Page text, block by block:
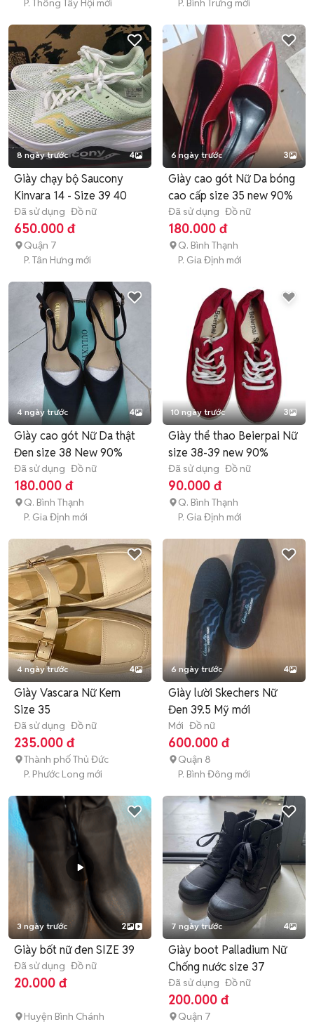
P. Thông Tây Hội mới P. Bình Trưng mới
8 ngày trước 4
Giày chạy bộ Saucony
Kinvara 14 - Size 39 40
Đã sử dụng Đồ nữ
650.000 đ
Quận 7
P. Tân Hưng mới
6 ngày trước 3
Giày cao gót Nữ Da bóng
cao cấp size 35 new 90%
Đã sử dụng Đồ nữ
180.000 đ
Q. Bình Thạnh
P. Gia Định mới
4 ngày trước 4
Giày cao gót Nữ Da thật
Đen size 38 New 90%
Đã sử dụng Đồ nữ
180.000 đ
Q. Bình Thạnh
P. Gia Định mới
10 ngày trước 3
Giày thể thao Beierpai Nữ
size 38-39 new 90%
Đã sử dụng Đồ nữ
90.000 đ
Q. Bình Thạnh
P. Gia Định mới
4 ngày trước 4
Giày Vascara Nữ Kem
Size 35
Đã sử dụng Đồ nữ
235.000 đ
Thành phố Thủ Đức
P. Phước Long mới
6 ngày trước 4
Giày lười Skechers Nữ
Đen 39.5 Mỹ mới
Mới Đồ nữ
600.000 đ
Quận 8
P. Bình Đông mới
3 ngày trước 2
Giày bốt nữ đen SIZE 39
Đã sử dụng Đồ nữ
20.000 đ
Huyện Bình Chánh
7 ngày trước 4
Giày boot Palladium Nữ
Chống nước size 37
Đã sử dụng Đồ nữ
200.000 đ
Quận 7